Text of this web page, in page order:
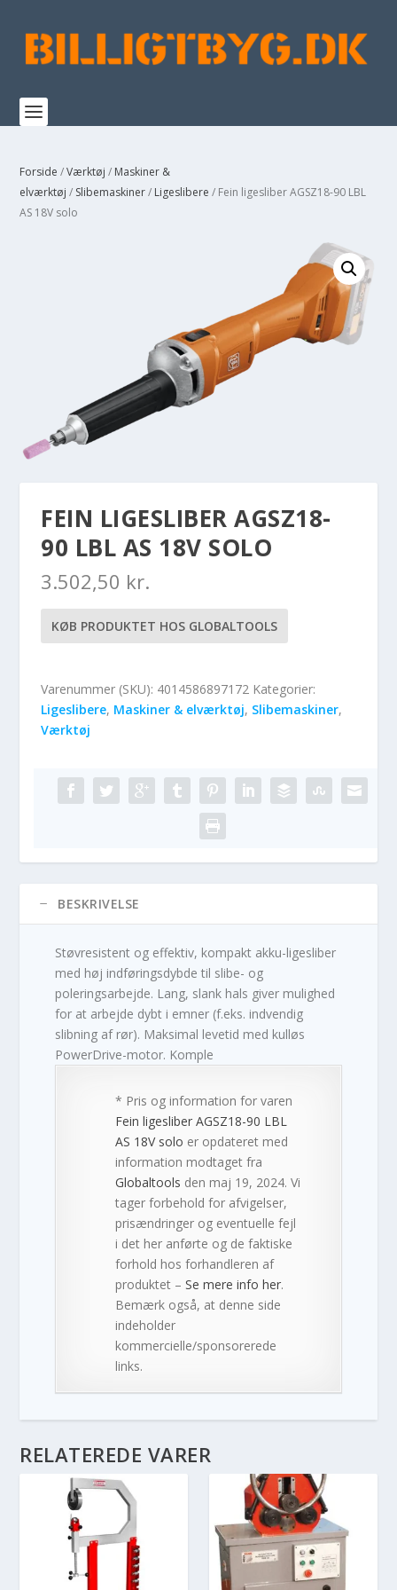
Forside /Værktøj / Maskiner &
elværktøj / Slibemaskiner/ Ligeslibere / Fein ligesliber AGSZ18-90 LBL
AS 18V solo
FEIN LIGESLIBER AGSZ18-
90 LBL AS 18V SOLO
3.502,50 kr.
KØB PRODUKTET HOS GLOBALTOOLS
Varenummer (SKU): 4014586897172 Kategorier:
Ligeslibere, Maskiner & elværktøj, Slibemaskiner,
Værktøj
BESKRIVELSE
Støvresistent og effektiv, kompakt akku-ligesliber
med høj indføringsdybde til slibe- og
poleringsarbejde. Lang, slank hals giver mulighed
for at arbejde dybt i emner (f.eks. indvendig
slibning af rør). Maksimal levetid med kulløs
PowerDrive-motor. Komple
* Pris og information for varen
Fein ligesliber AGSZ18-90 LBL
AS 18V solo er opdateret med
information modtaget fra
Globaltools den maj 19, 2024. Vi
tager forbehold for afvigelser,
prisændringer og eventuelle fejl
i det her anførte og de faktiske
forhold hos forhandleren af
produktet –Se mere info her.
Bemærk også, at denne side
indeholder
kommercielle/sponsorerede
links.
RELATEREDE VARER